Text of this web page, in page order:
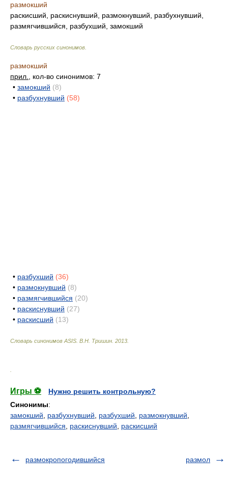
размокший
раскисший, раскиснувший, размокнувший, разбухнувший,
размягчившийся, разбухший, замокший
Словарь русских синонимов
размокший
прил.
, кол-во синонимов: 7
• замокший (8)
• разбухнувший (58)
• разбухший (36)
• размокнувший (8)
• размягчившийся (20)
• раскиснувший (27)
• раскисший (13)
Словарь синонимов ASIS. В.Н. Тришин 2013
Игры ⚽
Нужно решить контрольную?
Синонимы:
замокший
разбухнувший разбухший размокнувший
размягчившийся
раскиснувший раскисший
размокропогодившийся размол